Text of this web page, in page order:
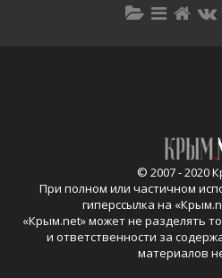
© 2007 - 2020
При полном или частичном
гиперссылка на «
«Крым.net» может не разделять
и ответственности за
материалов